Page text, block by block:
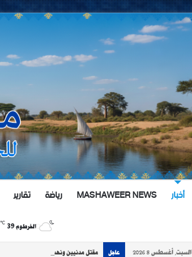
أخبار MASHAWEER NEWS رياضة تقارير
الخرطوم 39
℃
السبت, أغسطس 8 2026 عاجل مقتل مدنيين ونهب ممتلكات السكان في